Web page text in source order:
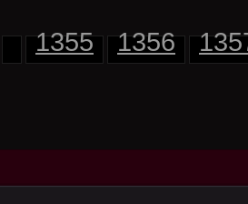
1355 1356